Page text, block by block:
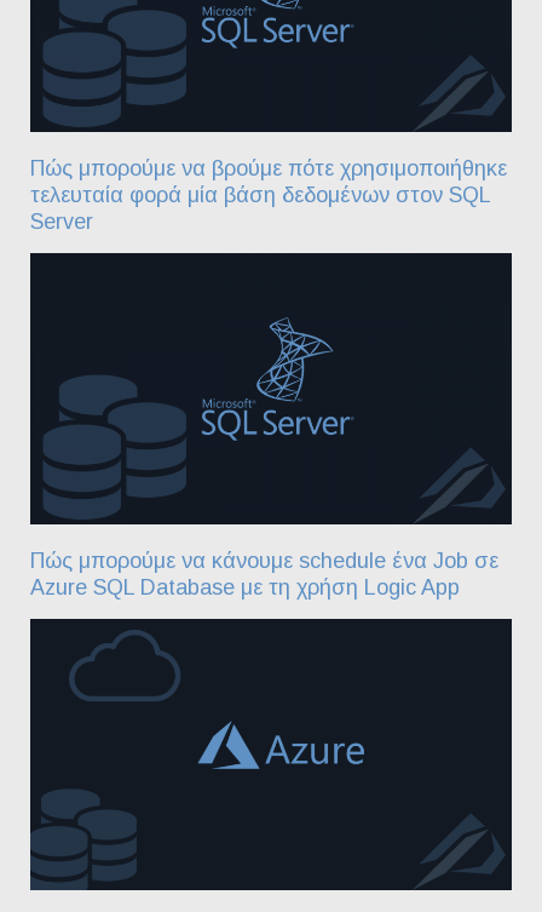
Πώς μπορούμε να βρούμε πότε χρησιμοποιήθηκε
τελευταία φορά μία βάση δεδομένων στον SQL
Server
Πώς μπορούμε να κάνουμε schedule ένα Job σε
Azure SQL Database με τη χρήση Logic App